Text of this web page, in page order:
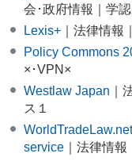
会･政府情報｜学
Lexis+ ｜法律情報
Policy Commons
×･VPN×
Westlaw Japan ｜
ス１
service ｜法律情